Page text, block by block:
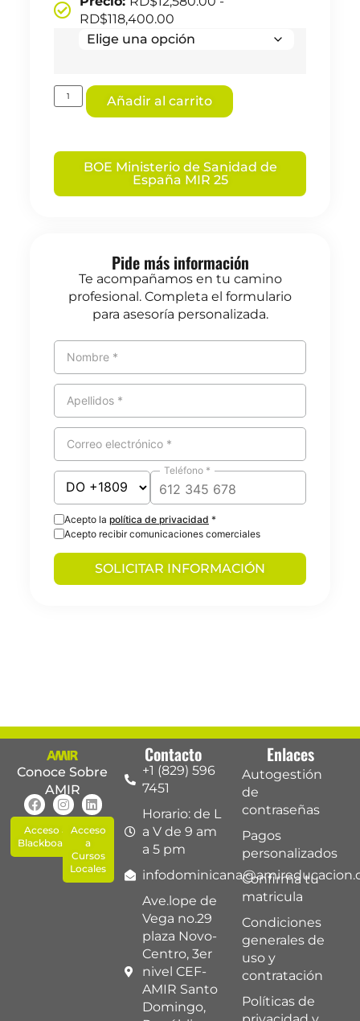
RD$118,400.00
Añadir al carrito
BOE Ministerio de Sanidad de
España MIR 25
Pide más información
Te acompañamos en tu camino
profesional. Completa el formulario
para asesoría personalizada.
Nombre *
Apellidos *
Correo electrónico *
Teléfono *
Acepto la política de privacidad *
Acepto recibir comunicaciones comerciales
SOLICITAR INFORMACIÓN
Conoce Sobre
AMIR
Acceso a
Blackboard
Acceso
a
Cursos
Locales
Contacto
+1 (829) 596
7451
Horario: de L
a V de 9 am
a 5 pm
Ave.lope de
Vega no.29
plaza Novo-
Centro, 3er
nivel CEF-
AMIR Santo
Domingo,
Enlaces
Autogestión
de
contraseñas
Pagos
personalizados
Confirma tu
matricula
Condiciones
generales de
uso y
contratación
Políticas de